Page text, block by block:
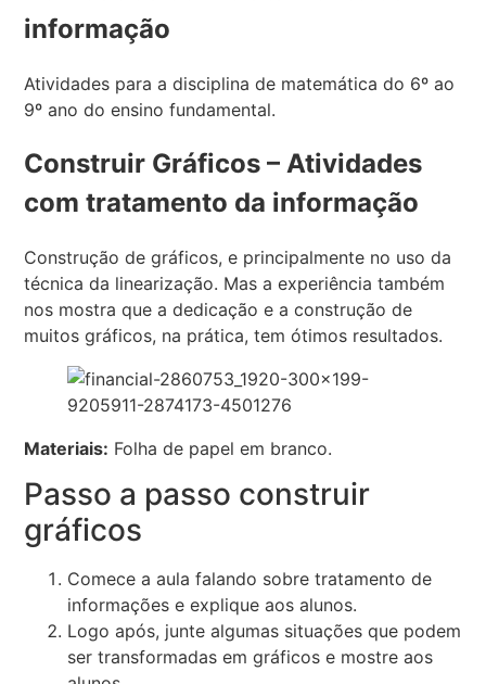
informação
Atividades para a disciplina de matemática do 6º ao
9º ano do ensino fundamental.
Construir Gráficos – Atividades
com tratamento da informação
Construção de gráficos, e principalmente no uso da
técnica da linearização. Mas a experiência também
nos mostra que a dedicação e a construção de
muitos gráficos, na prática, tem ótimos resultados.
Materiais: Folha de papel em branco.
Passo a passo construir
gráficos
Comece a aula falando sobre tratamento de
informações e explique aos alunos.
Logo após, junte algumas situações que podem
ser transformadas em gráficos e mostre aos